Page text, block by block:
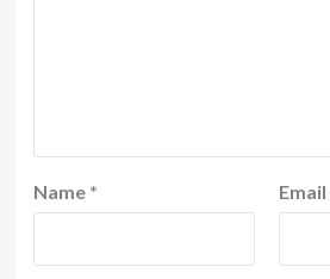
Name * Email